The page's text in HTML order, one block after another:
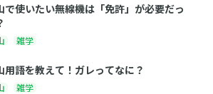
で使いたい無線機は「免許」が必要だっ
雑学
用語を教えて！ガレってなに？
雑学